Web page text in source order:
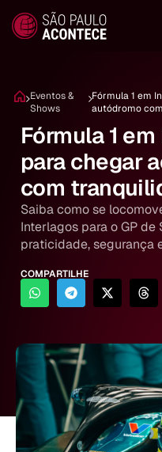
Eventos &
Shows
Fórmula 1 em
autódromo
Fórmula 1
para chegar
com
Saiba como se
Interlagos para o GP de
praticidade, segurança
COMPARTILHE